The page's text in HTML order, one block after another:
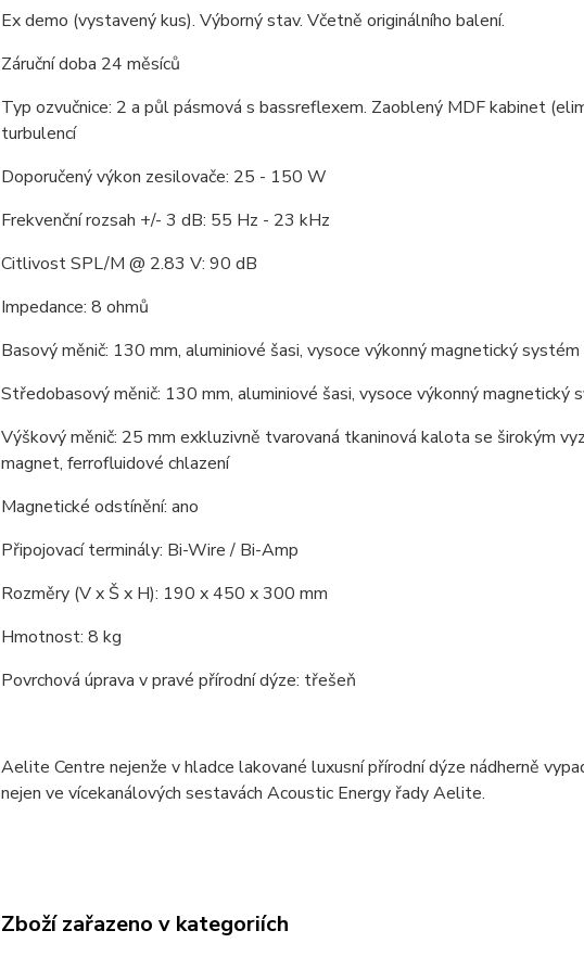
Ex demo (vystavený kus). Výborný stav. Včetně originálního balení.
Záruční doba 24 měsíců
Typ ozvučnice: 2 a půl pásmová s bassreflexem. Zaoblený MDF kabinet
turbulencí
Doporučený výkon zesilovače: 25 - 150 W
Frekvenční rozsah +/- 3 dB: 55 Hz - 23 kHz
Citlivost SPL/M @ 2.83 V: 90 dB
Impedance: 8 ohmů
Basový měnič: 130 mm, aluminiové šasi, vysoce výkonný magnetický
Středobasový měnič: 130 mm, aluminiové šasi, vysoce výkonný magnetický
Výškový měnič: 25 mm exkluzivně tvarovaná tkaninová kalota se širokým
magnet, ferrofluidové chlazení
Magnetické odstínění: ano
Připojovací terminály: Bi-Wire / Bi-Amp
Rozměry (V x Š x H): 190 x 450 x 300 mm
Hmotnost: 8 kg
Povrchová úprava v pravé přírodní dýze: třešeň
Aelite Centre nejenže v hladce lakované luxusní přírodní dýze nádherně
nejen ve vícekanálových sestavách Acoustic Energy řady Aelite.
Zboží zařazeno v kategoriích